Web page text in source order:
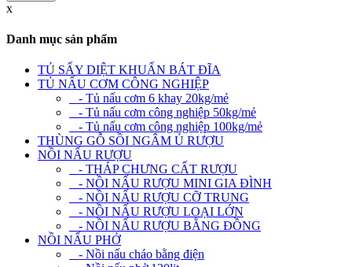
x
Danh mục sản phẩm
TỦ SẤY DIỆT KHUẨN BÁT ĐĨA
TỦ NẤU CƠM CÔNG NGHIỆP
- Tủ nấu cơm 6 khay 20kg/mẻ
- Tủ nấu cơm công nghiệp 50kg/mẻ
- Tủ nấu cơm công nghiệp 100kg/mẻ
THÙNG GỖ SỒI NGÂM Ủ RƯỢU
NỒI NẤU RƯỢU
- THÁP CHƯNG CẤT RƯỢU
- NỒI NẤU RƯỢU MINI GIA ĐÌNH
- NỒI NẤU RƯỢU CỠ TRUNG
- NỒI NẤU RƯỢU LOẠI LỚN
- NỒI NẤU RƯỢU BẰNG ĐỒNG
NỒI NẤU PHỞ
- Nồi nấu cháo bằng điện